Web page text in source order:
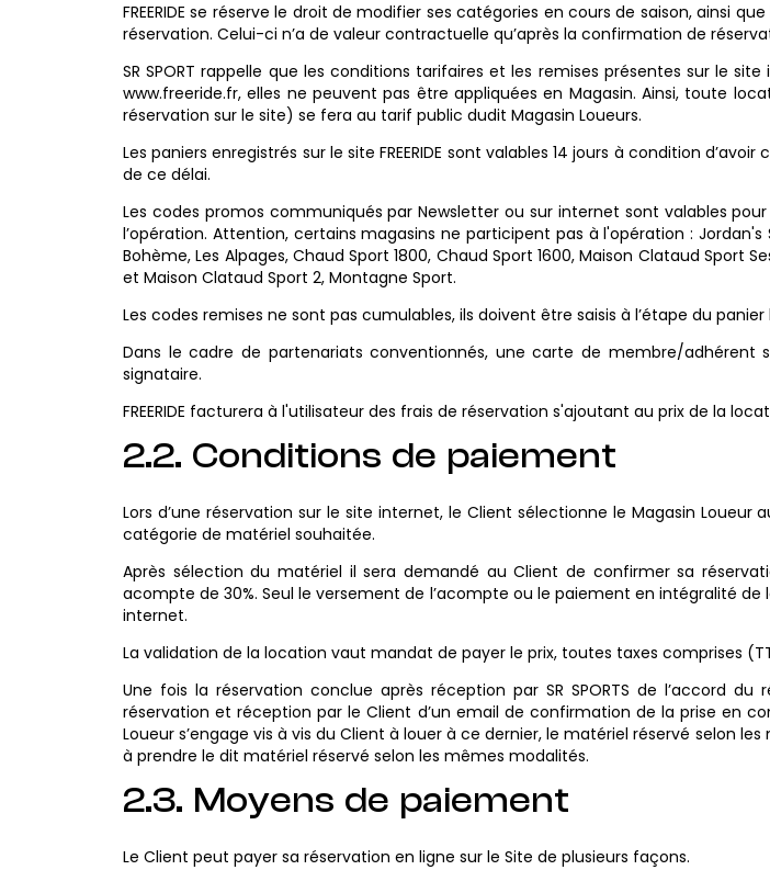
FREERIDE se réserve le droit de modifier ses catégories en cours de saison, ainsi
réservation. Celui-ci n’a de valeur contractuelle qu’après la confirmation de
SR SPORT rappelle que les conditions tarifaires et les remises présentes sur le
www.freeride.fr, elles ne peuvent pas être appliquées en Magasin. Ainsi, toute
réservation sur le site) se fera au tarif public dudit Magasin Loueurs.
Les paniers enregistrés sur le site FREERIDE sont valables 14 jours à condition
de ce délai.
Les codes promos communiqués par Newsletter ou sur internet sont valables
l’opération. Attention, certains magasins ne participent pas à l'opération : Jordan's
Bohème, Les Alpages, Chaud Sport 1800, Chaud Sport 1600, Maison Clataud Sport
et Maison Clataud Sport 2, Montagne Sport.
Les codes remises ne sont pas cumulables, ils doivent être saisis à l’étape du
Dans le cadre de partenariats conventionnés, une carte de membre/adhérent
signataire.
FREERIDE facturera à l'utilisateur des frais de réservation s'ajoutant au prix de la
2.2. Conditions de paiement
Lors d’une réservation sur le site internet, le Client sélectionne le Magasin
catégorie de matériel souhaitée.
Après sélection du matériel il sera demandé au Client de confirmer sa
acompte de 30%. Seul le versement de l’acompte ou le paiement en intégralité
internet.
La validation de la location vaut mandat de payer le prix, toutes taxes comprises
Une fois la réservation conclue après réception par SR SPORTS de l’accord
réservation et réception par le Client d’un email de confirmation de la prise en
Loueur s’engage vis à vis du Client à louer à ce dernier, le matériel réservé selon
à prendre le dit matériel réservé selon les mêmes modalités.
2.3. Moyens de paiement
Le Client peut payer sa réservation en ligne sur le Site de plusieurs façons.